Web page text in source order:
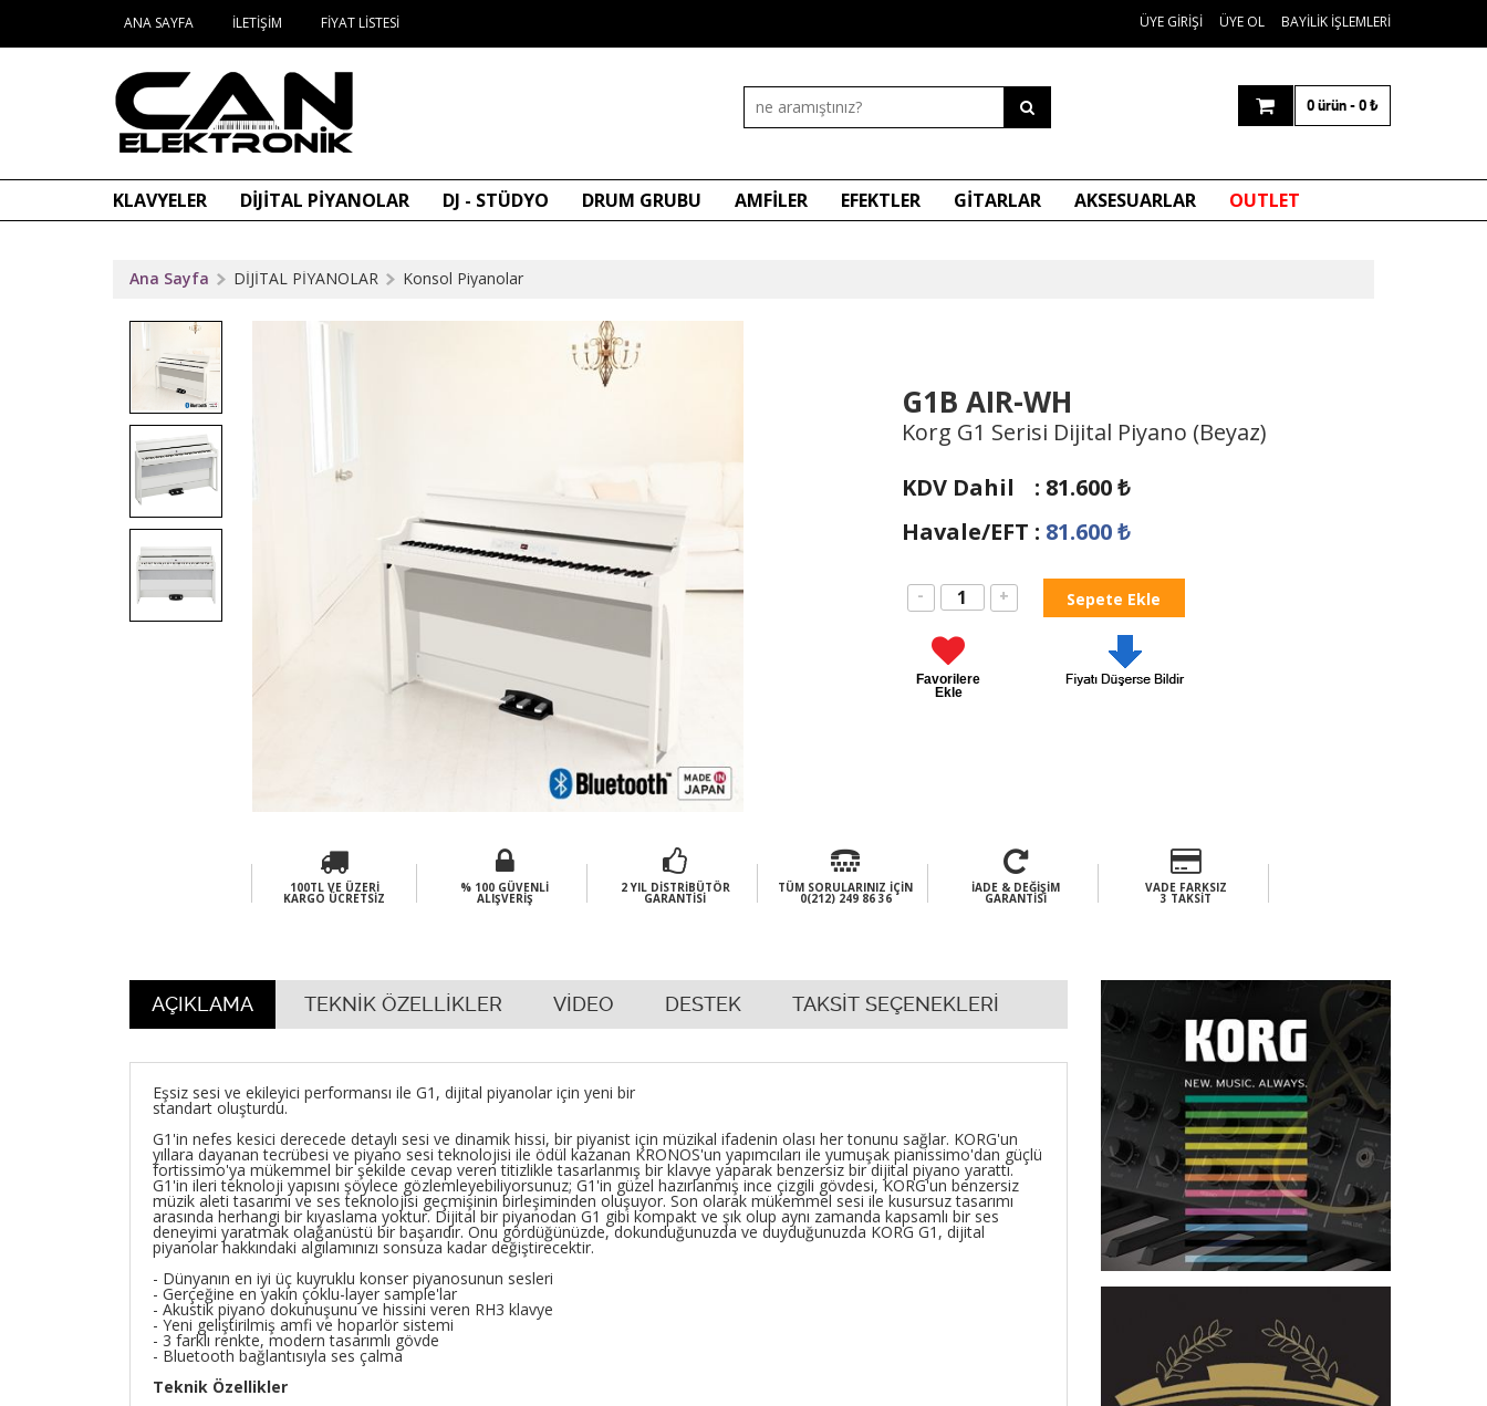
ANA SAYFA İLETIŞIM FIYAT LISTESI ÜYE GIRIŞI ÜYE OL BAYILIK İŞLEMLERI
0 ürün - 0 ₺
KLAVYELER DİJİTAL PİYANOLAR DJ - STÜDYO DRUM GRUBU AMFİLER EFEKTLER GİTARLAR AKSESUARLAR OUTLET
Ana Sayfa DİJİTAL PİYANOLAR Konsol Piyanolar
G1B AIR-WH
Korg G1 Serisi Dijital Piyano (Beyaz)
KDV Dahil
: 81.600₺
Havale/EFT : 81.600₺
- +
Favorilere
Ekle
100TL VE ÜZERI
KARGO ÜCRETSIZ
% 100 GÜVENLI
ALIŞVERIŞ
2 YIL DISTRIBÜTÖR
GARANTISI
TÜM SORULARINIZ İÇIN
0(212) 249 86 36
İADE & DEĞIŞIM
GARANTISI
VADE FARKSIZ
3 TAKSIT
AÇIKLAMA TEKNİK ÖZELLİKLER VİDEO DESTEK TAKSİT SEÇENEKLERİ
Eşsiz sesi ve ekileyici performansı ile G1, dijital piyanolar için yeni bir
standart oluşturdu.
G1'in nefes kesici derecede detaylı sesi ve dinamik hissi, bir piyanist için müzikal ifadenin olası her tonunu sağlar. KORG'un
yıllara dayanan tecrübesi ve piyano sesi teknolojisi ile ödül kazanan KRONOS'un yapımcıları ile yumuşak pianissimo'dan güçlü
fortissimo'ya mükemmel bir şekilde cevap veren titizlikle tasarlanmış bir klavye yaparak benzersiz bir dijital piyano yarattı.
G1'in ileri teknoloji yapısını şöylece gözlemleyebiliyorsunuz; G1'in güzel hazırlanmış ince çizgili gövdesi, KORG'un benzersiz
müzik aleti tasarımı ve ses teknolojisi geçmişinin birleşiminden oluşuyor. Son olarak mükemmel sesi ile kusursuz tasarımı
arasında herhangi bir kıyaslama yoktur. Dijital bir piyanodan G1 gibi kompakt ve şık olup aynı zamanda kapsamlı bir ses
deneyimi yaratmak olağanüstü bir başarıdır. Onu gördüğünüzde, dokunduğunuzda ve duyduğunuzda KORG G1, dijital
piyanolar hakkındaki algılamınızı sonsuza kadar değiştirecektir.
- Dünyanın en iyi üç kuyruklu konser piyanosunun sesleri
- Gerçeğine en yakın çoklu-layer sample'lar
- Akustik piyano dokunuşunu ve hissini veren RH3 klavye
- Yeni geliştirilmiş amfi ve hoparlör sistemi
- 3 farklı renkte, modern tasarımlı gövde
- Bluetooth bağlantısıyla ses çalma
Teknik Özellikler